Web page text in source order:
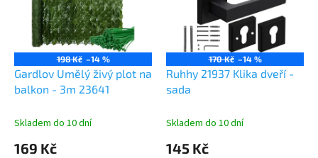
198 Kč –14 %
Gardlov Umělý živý plot na
balkon - 3m 23641
Skladem do 10 dní
169 Kč
170 Kč –14 %
Ruhhy 21937 Klika dveří -
sada
Skladem do 10 dní
145 Kč